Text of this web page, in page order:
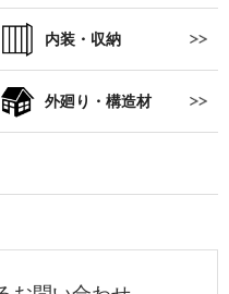
内装・収納
外廻り・構造材